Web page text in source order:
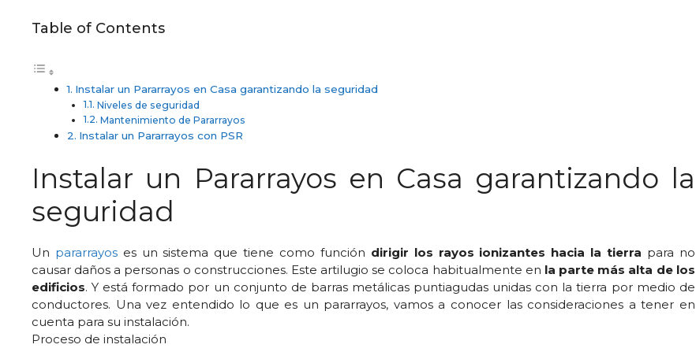
Table of Contents
Instalar un Pararrayos en Casa garantizando la seguridad
Niveles de seguridad
Mantenimiento de Pararrayos
Instalar un Pararrayos con PSR
Instalar un Pararrayos en Casa garantizando la
seguridad
Un pararrayoses un sistema que tiene como función dirigir los rayos ionizantes hacia la tierra para no
causar daños a personas o construcciones. Este artilugio se coloca habitualmente en la parte más alta de los
edificios. Y está formado por un conjunto de barras metálicas puntiagudas unidas con la tierra por medio de
conductores. Una vez entendido lo que es un pararrayos, vamos a conocer las consideraciones a tener en
cuenta para su instalación.
Proceso de instalación